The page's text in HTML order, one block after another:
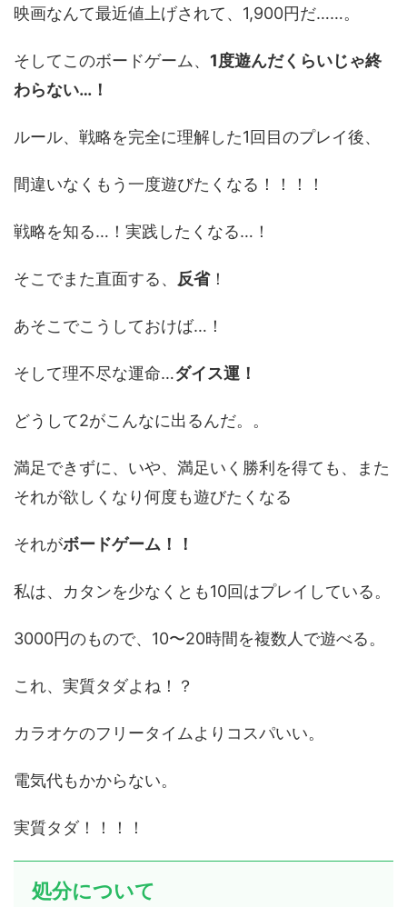
映画なんて最近値上げされて、1,900円だ……。
そしてこのボードゲーム、 1度遊んだくらいじゃ終
わらない…！
ルール、戦略を完全に理解した1回目のプレイ後、
間違いなくもう一度遊びたくなる！！！！
戦略を知る…！実践したくなる…！
そこでまた直面する、 反省！
あそこでこうしておけば…！
そして理不尽な運命…ダイス運！
どうして2がこんなに出るんだ。。
満足できずに、いや、満足いく勝利を得ても、また
それが欲しくなり何度も遊びたくなる
それがボードゲーム！！
私は、カタンを少なくとも10回はプレイしている。
3000円のもので、10〜20時間を複数人で遊べる。
これ、実質タダよね！？
カラオケのフリータイムよりコスパいい。
電気代もかからない。
実質タダ！！！！
処分について